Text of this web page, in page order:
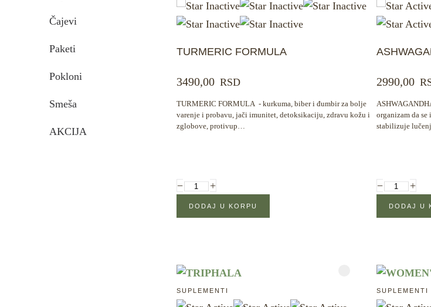
Čajevi
Paketi
Pokloni
Smeša
AKCIJA
TURMERIC FORMULA
3490,00 RSD
TURMERIC FORMULA - kurkuma, biber i đumbir za bolje
varenje i probavu, jači imunitet, detoksikaciju, zdravu kožu i
zglobove, protivup…
− +
2990,00
organizam da
stabilizuje
− +
SUPLEMENTI SUPLEMENTI